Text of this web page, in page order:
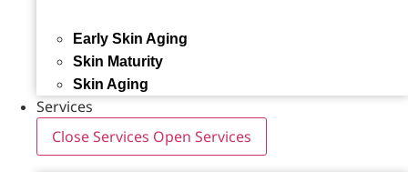
Early Skin Aging
Skin Maturity
Skin Aging
Services
Close Services Open Services